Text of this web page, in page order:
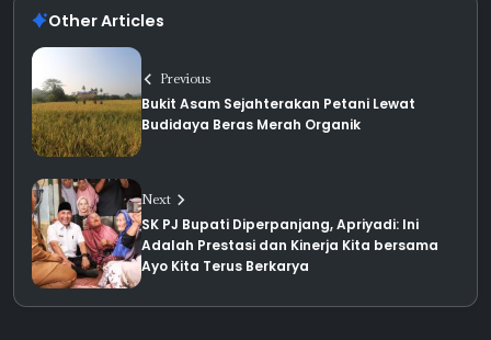
Other Articles
Previous
Bukit Asam Sejahterakan Petani Lewat
Budidaya Beras Merah Organik
Next
SK PJ Bupati Diperpanjang, Apriyadi: Ini
Adalah Prestasi dan Kinerja Kita bersama
Ayo Kita Terus Berkarya